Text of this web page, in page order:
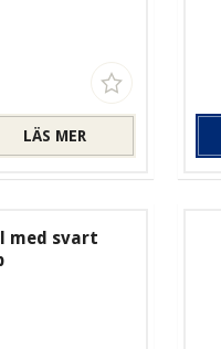
LÄS MER
med svart